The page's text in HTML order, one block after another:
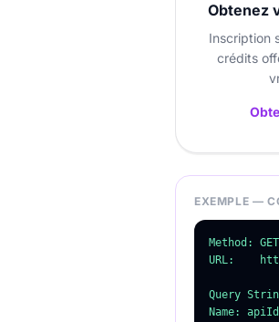
Obtenez
Inscription
crédits
EXEMPLE —
Method: GET
URL:
Query
Name: